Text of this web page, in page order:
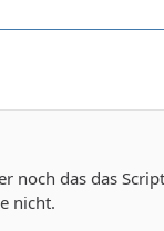
noch das das
nicht.